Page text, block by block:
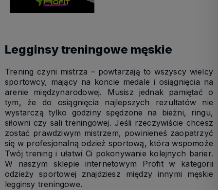
Legginsy treningowe męskie
Trening czyni mistrza – powtarzają to wszyscy wielcy
sportowcy, mający na koncie medale i osiągnięcia na
arenie międzynarodowej. Musisz jednak pamiętać o
tym, że do osiągnięcia najlepszych rezultatów nie
wystarczą tylko godziny spędzone na bieżni, ringu,
siłowni czy sali treningowej. Jeśli rzeczywiście chcesz
zostać prawdziwym mistrzem, powinieneś zaopatrzyć
się w profesjonalną odzież sportową, która wspomoże
Twój trening i ułatwi Ci pokonywanie kolejnych barier.
W naszym sklepie internetowym Profit w kategorii
odzieży sportowej znajdziesz między innymi męskie
legginsy treningowe.